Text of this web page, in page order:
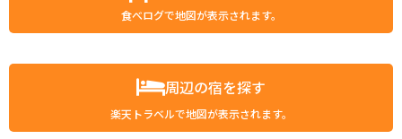
食べログで地図が表示されます。
周辺の宿を探す
楽天トラベルで地図が表示されます。